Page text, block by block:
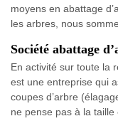
moyens en abattage
les arbres, nous
Société abattage
En activité sur toute la
est une entreprise qui
coupes d’arbre
ne pense pas à la